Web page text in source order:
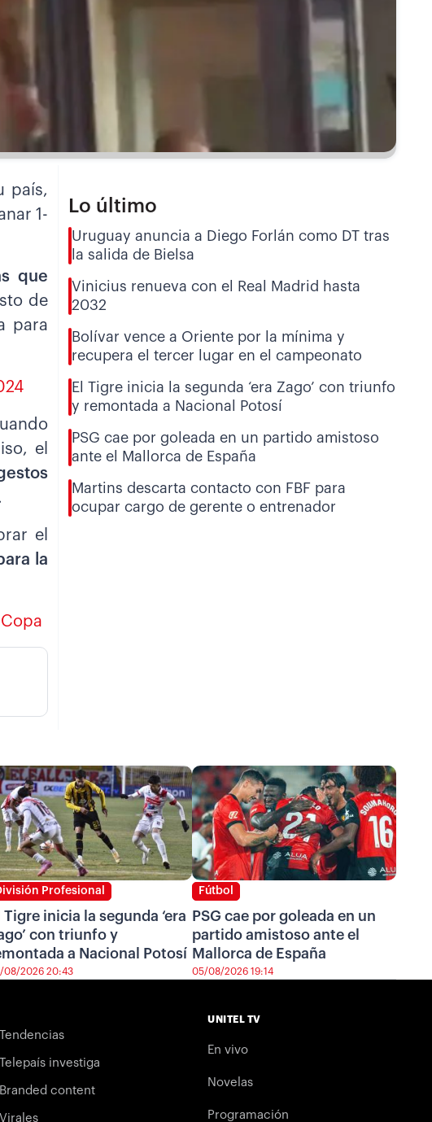
país,
1-
que
de
para
el
el
la
Lo último
Uruguay anuncia a Diego Forlán como DT tras
la salida de Bielsa
Vinicius renueva con el Real Madrid hasta
2032
Bolívar vence a Oriente por la mínima y
recupera el tercer lugar en el campeonato
El Tigre inicia la segunda ‘era Zago’ con triunfo
y remontada a Nacional Potosí
PSG cae por goleada en un partido amistoso
ante el Mallorca de España
Martins descarta contacto con FBF para
ocupar cargo de gerente o entrenador
Profesional
Tigre inicia la segunda ‘era
con triunfo y
a Nacional Potosí
08/2026 20:43
Fútbol
PSG cae por goleada en un
partido amistoso ante el
Mallorca de España
05/08/2026 19:14
Tendencias
Telepaís investiga
Branded content
Virales
UNITEL TV
En vivo
Novelas
Programación